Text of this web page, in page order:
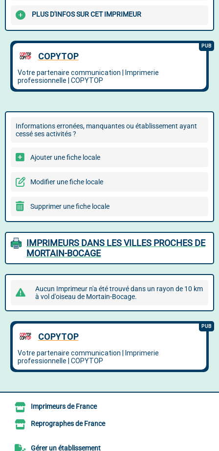
PLUS D'INFOS SUR CET IMPRIMEUR
Informations erronées, manquantes ou établissement ayant
cessé ses activités ?
Ajouter une fiche locale
Modifier une fiche locale
Supprimer une fiche locale
IMPRIMEURS DANS LES VILLES PROCHES DE
MORTAIN-BOCAGE
Aucun Imprimeur n'a été trouvé dans un rayon de 10 km
à vol d'oiseau de Mortain-Bocage.
Imprimeurs de France
Reprographes de France
Gérer un établissement